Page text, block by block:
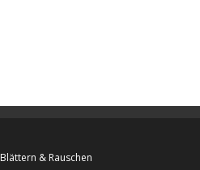
Blättern & Rauschen